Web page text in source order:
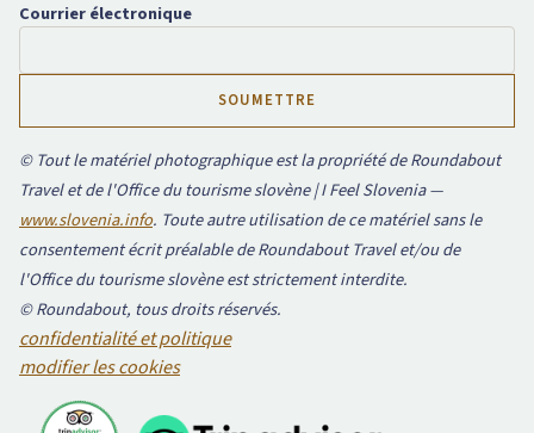
Courrier électronique
© Tout le matériel photographique est la propriété de Roundabout
Travel et de l'Office du tourisme slovène | I Feel Slovenia —
www.slovenia.info. Toute autre utilisation de ce matériel sans le
consentement écrit préalable de Roundabout Travel et/ou de
l'Office du tourisme slovène est strictement interdite.
© Roundabout, tous droits réservés.
confidentialité et politique
modifier les cookies